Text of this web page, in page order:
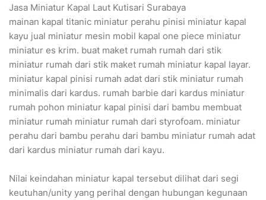
Jasa Miniatur Kapal Laut Kutisari Surabaya
mainan kapal titanic miniatur perahu pinisi miniatur kapal
kayu jual miniatur mesin mobil kapal one piece miniatur
miniatur es krim. buat maket rumah rumah dari stik
miniatur rumah dari stik maket rumah miniatur kapal layar.
miniatur kapal pinisi rumah adat dari stik miniatur rumah
minimalis dari kardus. rumah barbie dari kardus miniatur
rumah pohon miniatur kapal pinisi dari bambu membuat
miniatur rumah miniatur rumah dari styrofoam. miniatur
perahu dari bambu perahu dari bambu miniatur rumah adat
dari kardus miniatur rumah dari kayu.
Nilai keindahan miniatur kapal tersebut dilihat dari segi
keutuhan/unity yang perihal dengan hubungan kegunaan